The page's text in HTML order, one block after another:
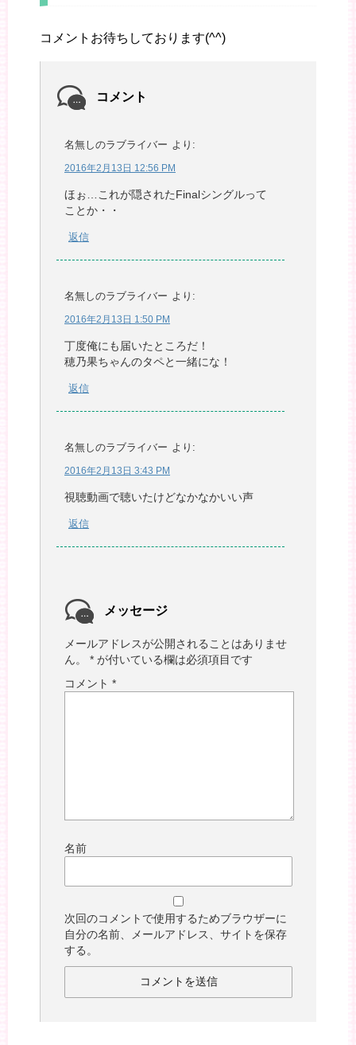
コメントお待ちしております(^^)
コメント
名無しのラブライバー より:
2016年2月13日 12:56 PM
ほぉ…これが隠されたFinalシングルって
ことか・・
返信
名無しのラブライバー より:
2016年2月13日 1:50 PM
丁度俺にも届いたところだ！
穂乃果ちゃんのタペと一緒にな！
返信
名無しのラブライバー より:
2016年2月13日 3:43 PM
視聴動画で聴いたけどなかなかいい声
返信
メッセージ
メールアドレスが公開されることはありませ
ん。
* が付いている欄は必須項目です
コメント *
名前
次回のコメントで使用するためブラウザーに
自分の名前、メールアドレス、サイトを保存
する。